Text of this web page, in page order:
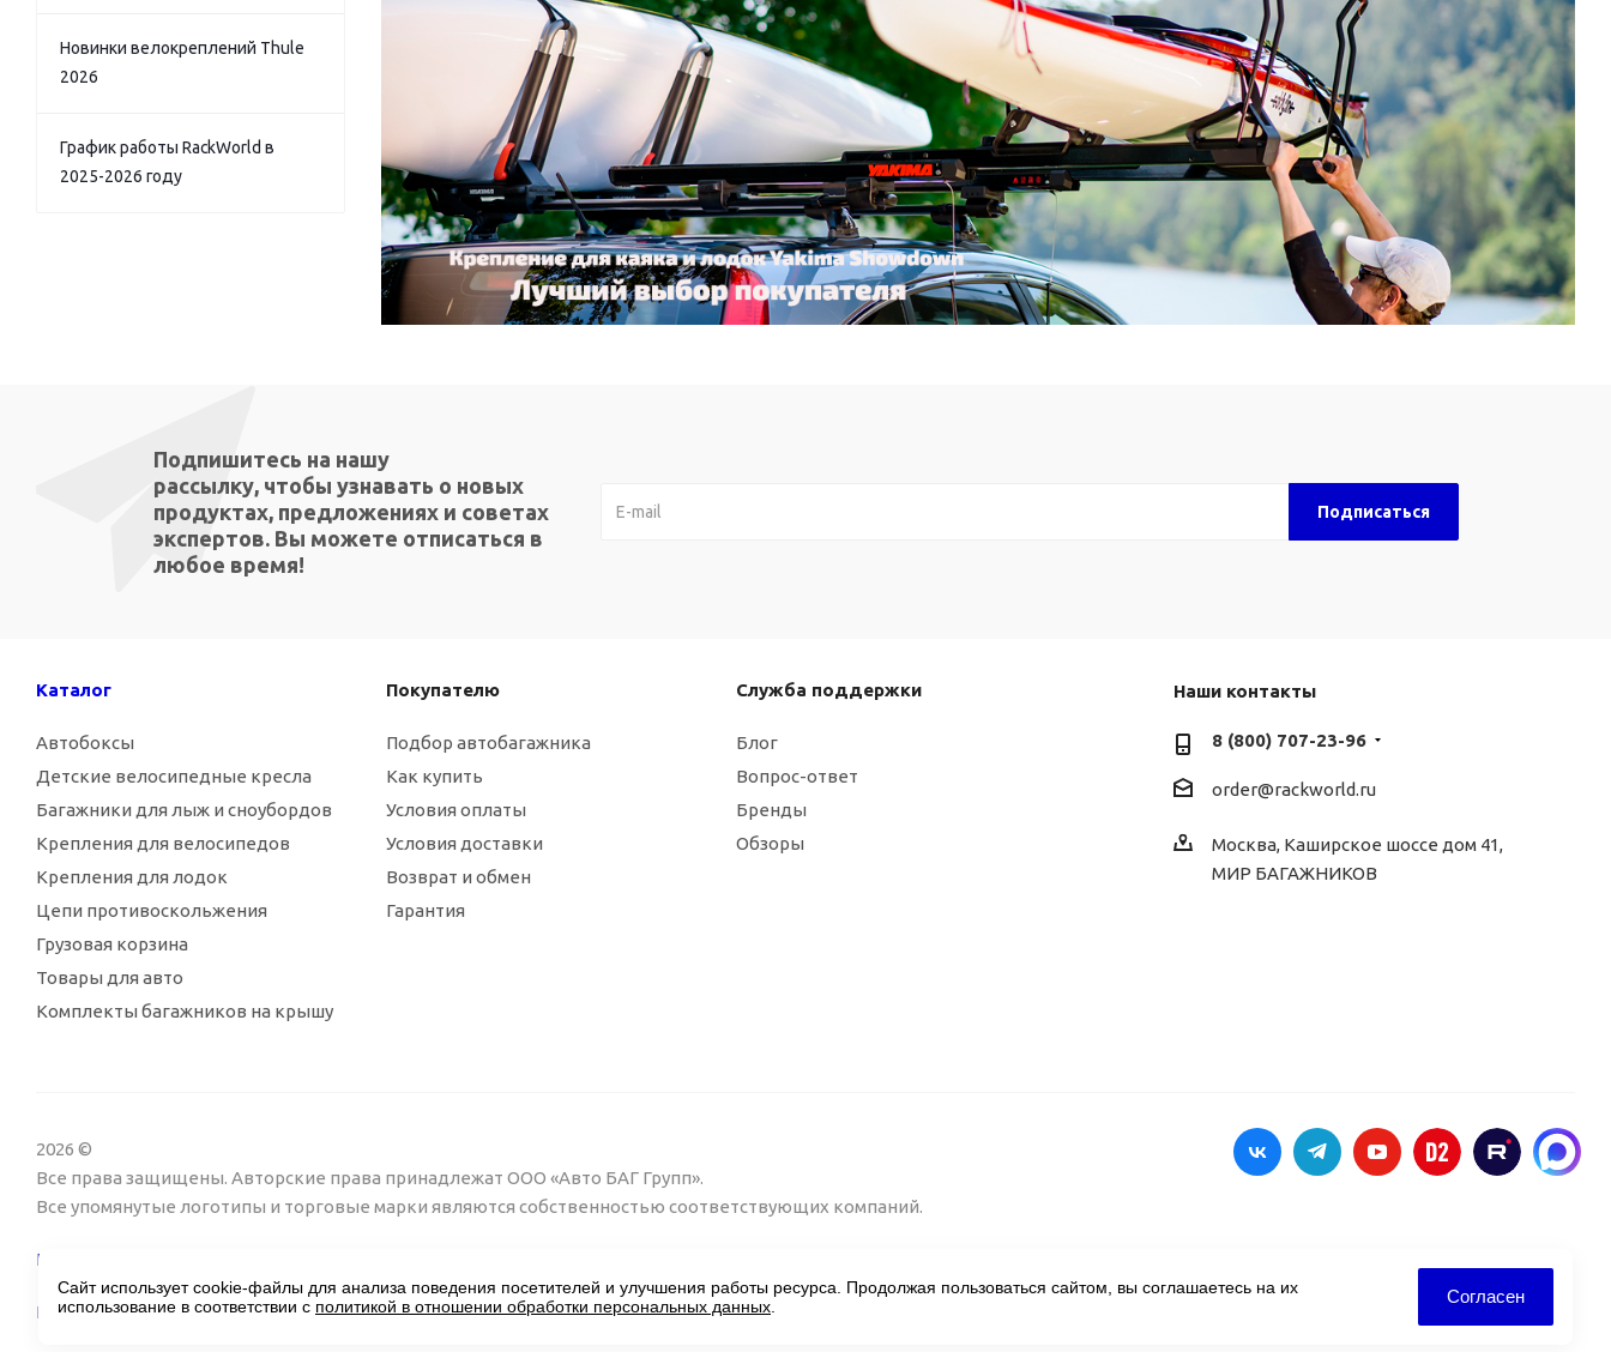
Новинки велокреплений Thule
2026
График работы RackWorld в
2025-2026 году
Подпишитесь на нашу
рассылку, чтобы узнавать о новых
продуктах, предложениях и советах
экспертов. Вы можете отписаться в
любое время!
Каталог
Автобоксы
Детские велосипедные кресла
Багажники для лыж и сноубордов
Крепления для велосипедов
Крепления для лодок
Цепи противоскольжения
Грузовая корзина
Товары для авто
Комплекты багажников на крышу
Покупателю
Подбор автобагажника
Как купить
Условия оплаты
Условия доставки
Возврат и обмен
Гарантия
Служба поддержки
Блог
Вопрос-ответ
Бренды
Обзоры
Наши контакты
8 (800) 707-23-96
order@rackworld.ru
Москва, Каширское шоссе дом 41,
МИР БАГАЖНИКОВ
2026 ©
Все права защищены. Авторские права принадлежат ООО «Авто БАГ Групп».
Все упомянутые логотипы и торговые марки являются собственностью соответствующих компаний.
Пользовательское соглашение
Поддержка сайта Twin px
Сайт использует cookie-файлы для анализа поведения посетителей и улучшения работы ресурса. Продолжая пользоваться сайтом, вы соглашаетесь на их
использование в соответствии с политикой в отношении обработки персональных данных Согласен